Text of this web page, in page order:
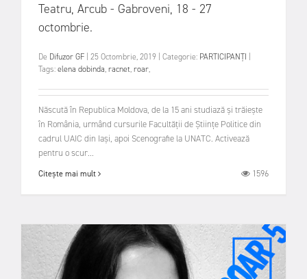
Teatru, Arcub - Gabroveni, 18 - 27
octombrie.
De Difuzor GF 25 Octombrie, 2019 Categorie: PARTICIPANȚI
Tags:elena dobinda,racnet,roar,
Născută în Republica Moldova, de la 15 ani studiază și trăiește
în România, urmând cursurile Facultății de Științe Politice din
cadrul UAIC din Iași, apoi Scenografie la UNATC. Activează
pentru o scur...
Citește mai mult 1596